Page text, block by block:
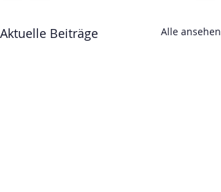
Aktuelle Beiträge Alle ansehen